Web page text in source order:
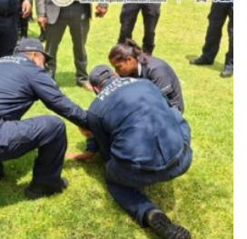
la visita:
No ninguno, ni saben
la mujer en medio del
supported or source(s) not found
wp-